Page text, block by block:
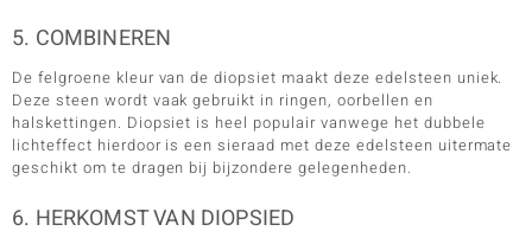
5. COMBINEREN
De felgroene kleur van de diopsiet maakt deze edelsteen uniek.
Deze steen wordt vaak gebruikt in ringen, oorbellen en
halskettingen. Diopsiet is heel populair vanwege het dubbele
lichteffect hierdoor is een sieraad met deze edelsteen uitermate
geschikt om te dragen bij bijzondere gelegenheden.
6. HERKOMST VAN DIOPSIED